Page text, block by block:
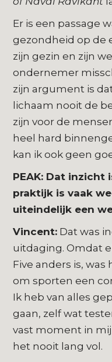
Er is een passage
gezondheid op de
zijn gezin en zijn
ondernemer
zijn argument is
lichaam nooit de
zijn voor de
heel hard
kan ik ook geen
PEAK: Dat inzicht
praktijk is vaak
uiteindelijk een
Vincent: Dat was
uitdaging. Omdat
Five anders is,
om sporten een
Ik heb van alles
gaan, zelf wat
vast moment in
het nooit lang vol.